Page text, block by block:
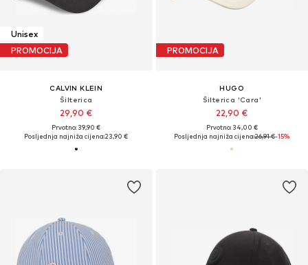
Unisex
PROMOCIJA
CALVIN KLEIN
Šilterica
29,90 €
Prvotno: 39,90 €
Posljednja najniža cijena:23,90 €
PROMOCIJA
HUGO
Šilterica 'Cara'
22,90 €
Prvotno: 34,00 €
Posljednja najniža cijena:26,91 €-15%